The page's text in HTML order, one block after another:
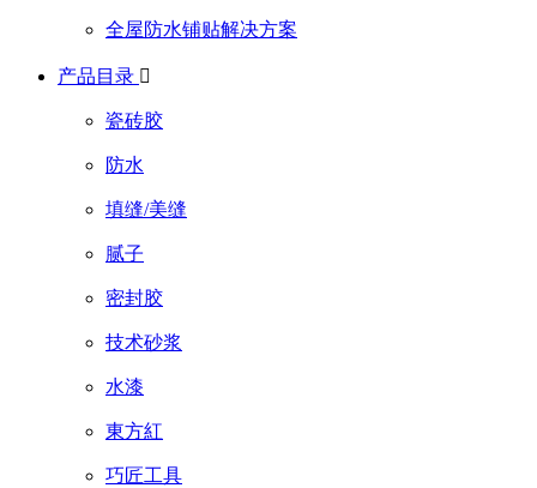
全屋防水铺贴解决方案
产品目录 
瓷砖胶
防水
填缝/美缝
腻子
密封胶
技术砂浆
水漆
東方紅
巧匠工具